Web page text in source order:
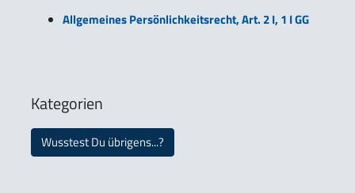
Allgemeines Persönlichkeitsrecht, Art. 2 I, 1 I GG
Kategorien
Wusstest Du übrigens...?